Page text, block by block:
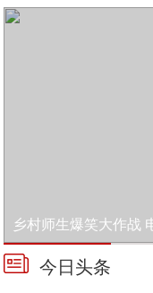
乡村师生爆笑大作战
今日头条